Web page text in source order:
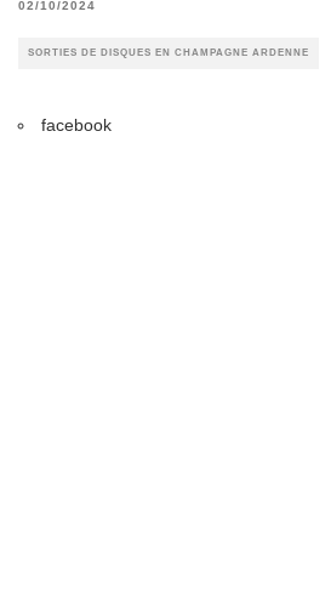
02/10/2024
SORTIES DE DISQUES EN CHAMPAGNE ARDENNE
facebook